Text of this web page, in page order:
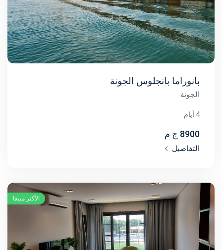
بانوراما بانجلوس الجونة
الجونة
4 أيام
8900 ج م
التفاصيل
الأكثر مبيعا